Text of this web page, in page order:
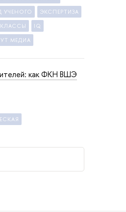
УЧЕНОГО ЭКСПЕРТИЗА
IQ
МЕДИА
как ФКН ВШЭ